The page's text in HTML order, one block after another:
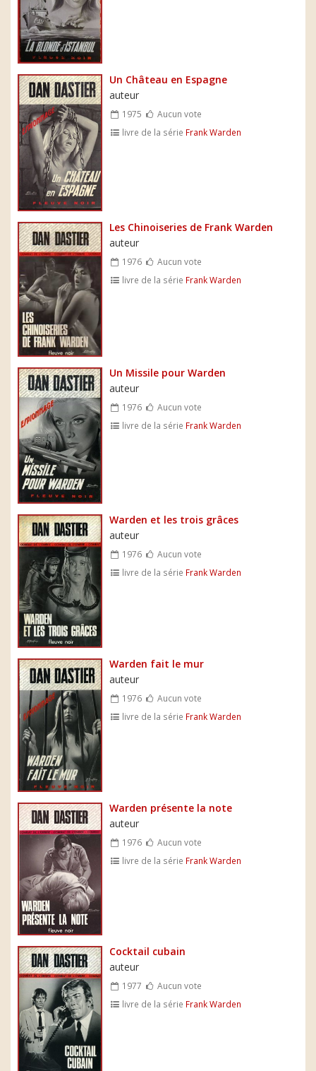
Un Château en Espagne
auteur
1975
Aucun vote
livre de la série Frank Warden
Les Chinoiseries de Frank Warden
auteur
1976
Aucun vote
livre de la série Frank Warden
Un Missile pour Warden
auteur
1976
Aucun vote
livre de la série Frank Warden
Warden et les trois grâces
auteur
1976
Aucun vote
livre de la série Frank Warden
Warden fait le mur
auteur
1976
Aucun vote
livre de la série Frank Warden
Warden présente la note
auteur
1976
Aucun vote
livre de la série Frank Warden
Cocktail cubain
auteur
1977
Aucun vote
livre de la série Frank Warden